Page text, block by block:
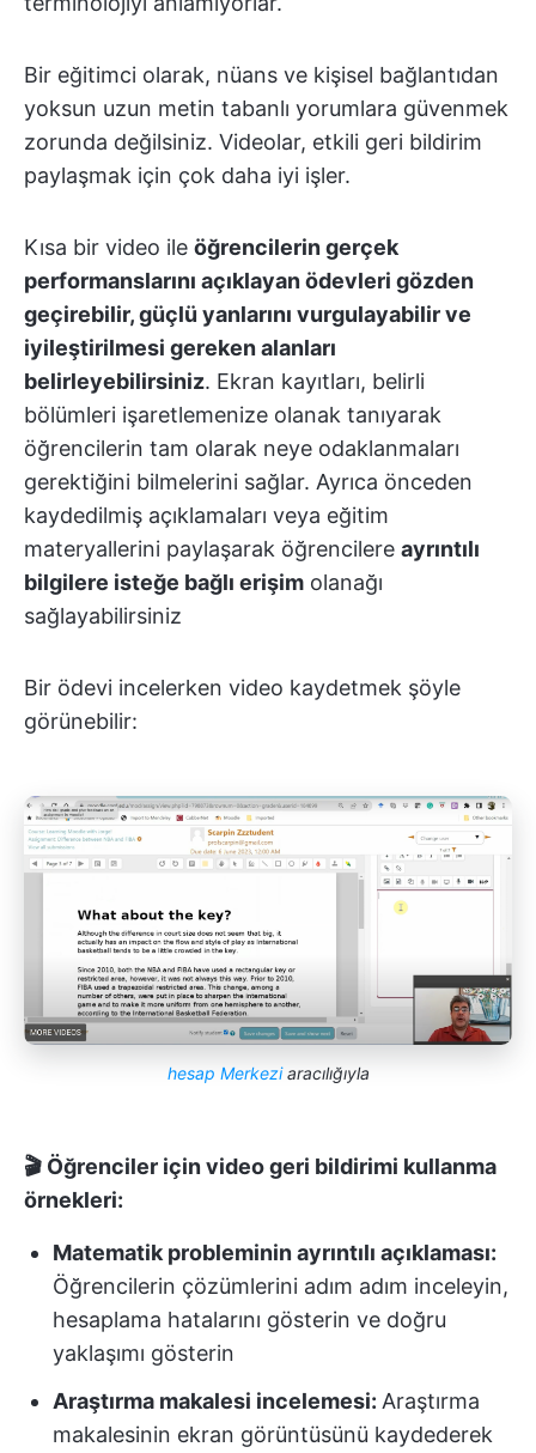
Bir eğitimci olarak, nüans ve kişisel bağlantıdan
yoksun uzun metin tabanlı yorumlara güvenmek
zorunda değilsiniz. Videolar, etkili geri bildirim
paylaşmak için çok daha iyi işler.
Kısa bir video ile öğrencilerin gerçek
performanslarını açıklayan ödevleri gözden
geçirebilir, güçlü yanlarını vurgulayabilir ve
iyileştirilmesi gereken alanları
belirleyebilirsiniz. Ekran kayıtları, belirli
bölümleri işaretlemenize olanak tanıyarak
öğrencilerin tam olarak neye odaklanmaları
gerektiğini bilmelerini sağlar. Ayrıca önceden
kaydedilmiş açıklamaları veya eğitim
materyallerini paylaşarak öğrencilere ayrıntılı
bilgilere isteğe bağlı erişim olanağı
sağlayabilirsiniz
Bir ödevi incelerken video kaydetmek şöyle
görünebilir:
hesap Merkeziaracılığıyla
🎬 Öğrenciler için video geri bildirimi kullanma
örnekleri:
Matematik probleminin ayrıntılı açıklaması:
Öğrencilerin çözümlerini adım adım inceleyin,
hesaplama hatalarını gösterin ve doğru
yaklaşımı gösterin
Araştırma makalesi incelemesi: Araştırma
makalesinin ekran görüntüsünü kaydederek